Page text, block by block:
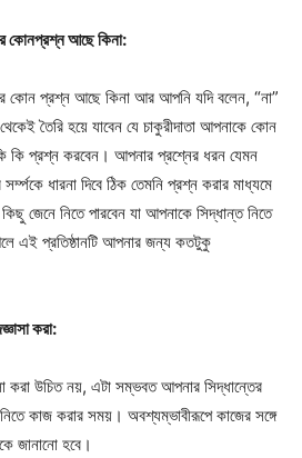
কোনপ্রশ্নআছে কিনা:
কোন প্রশ্ন আছে কিনা আর আপনি যদি বলেন, “না”
তৈরি হয়ে যাবেন যে চাকুরীদাতা আপনাকে কোন
কি প্রশ্ন করবেন। আপনার প্রশ্নের ধরন যেমন
ধারনা দিবে ঠিক তেমনি প্রশ্ন করার মাধ্যমে
জেনে নিতে পারবেন যা আপনাকে সিদ্ধান্ত নিতে
এই প্রতিষ্ঠানটি আপনার জন্য কতটুকু
করা:
করা উচিত নয়, এটা সম্ভবত আপনার সিদ্ধান্তের
কাজ করার সময়। অবশ্যম্ভাবীরূপে কাজের সঙ্গে
জানানো হবে।